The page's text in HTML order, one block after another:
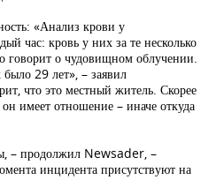
«Анализ крови у
час: кровь у них за те несколько
говорит о чудовищном облучении.
29 лет», – заявил
что это местный житель. Скорее
имеет отношение – иначе откуда
– продолжил Newsader, –
инцидента присутствуют на